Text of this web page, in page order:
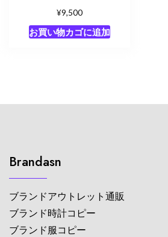
¥9,500
お買い物カゴに追加
Brandasn
ブランドアウトレット通販
ブランド時計コピー
ブランド服コピー